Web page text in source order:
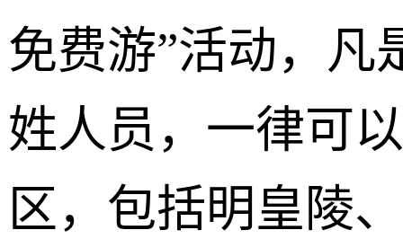
免费游”活动，凡
姓人员，一律可
区，包括明皇陵